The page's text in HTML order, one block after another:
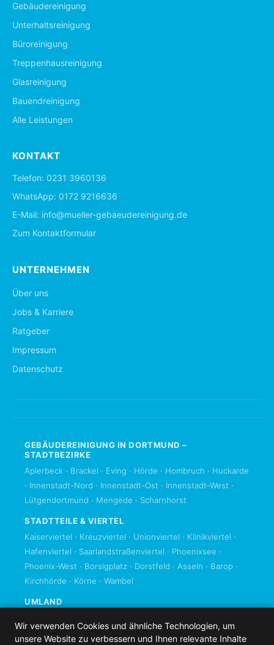
Gebäudereinigung
Unterhaltsreinigung
Büroreinigung
Treppenhausreinigung
Glasreinigung
Bauendreinigung
Alle Leistungen
KONTAKT
Telefon: 0231 3960136
WhatsApp: 0172 9216636
E-Mail: info@mueller-gebaeudereinigung.de
Zum Kontaktformular
UNTERNEHMEN
Über uns
Jobs & Karriere
Ratgeber
Impressum
Datenschutz
GEBÄUDEREINIGUNG IN DORTMUND –
STADTBEZIRKE
Aplerbeck · Brackel · Eving · Hörde · Hombruch · Huckarde
· Innenstadt-Nord · Innenstadt-Ost · Innenstadt-West ·
Lütgendortmund · Mengede · Scharnhorst
STADTTEILE & VIERTEL
Kaiserviertel · Kreuzviertel · Unionviertel · Klinikviertel ·
Hafenviertel · Saarlandstraßenviertel · Phoenixsee ·
Phoenix-West · Borsigplatz · Dorstfeld · Asseln · Barop ·
Kirchhörde · Körne · Wambel
UMLAND
Schwerte·Unna·Waltrop·Witten·
Wir verwenden Cookies und ähnliche Technologien, um
unsere Website zu verbessern und Ihnen relevante Inhalte